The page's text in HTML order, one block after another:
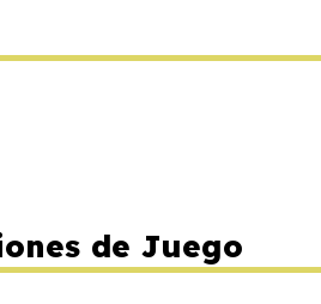
de Juego